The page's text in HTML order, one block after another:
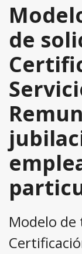
de
Modelo